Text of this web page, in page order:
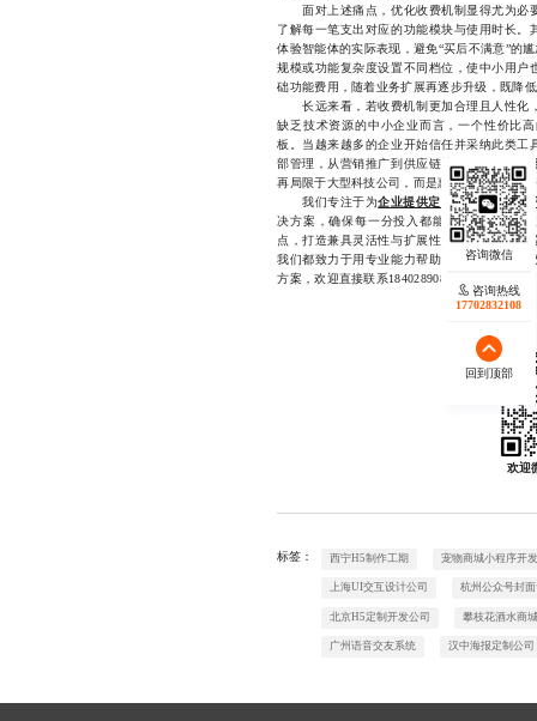
面对上述痛点，优化收费机制显得尤为必
了解每一笔支出对应的功能模块与使用时长
体验智能体的实际表现，避免“买后不满意”
规模或功能复杂度设置不同档位，使中小用
础功能费用，随着业务扩展再逐步升级，既降
长远来看，若收费机制更加合理且人性化
缺乏技术资源的中小企业而言，一个性价比
板。当越来越多的企业开始信任并采纳此类
部管理，从营销推广到供应链协同，智能化
再局限于大型科技公司，而是惠及更广泛的社
我们专注于为企业提供定制化的AI智能体
决方案，确保每一分投入都能转化为实际生
点，打造兼具灵活性与扩展性的智能系统。
我们都致力于用专业能力帮助客户实现降本
方案，欢迎直接联系18402890810
欢迎
标签： 西宁H5制作工期 宠物商城小程序开发
上海UI交互设计公司 杭州公众号封
北京H5定制开发公司 攀枝花酒水商
广州语音交友系统 汉中海报定制公司
咨询热线
17702832108
回到顶部